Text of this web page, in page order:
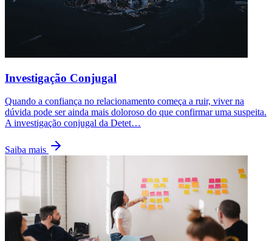
Investigação Conjugal
Quando a confiança no relacionamento começa a ruir, viver na
dúvida pode ser ainda mais doloroso do que confirmar uma suspeita.
A investigação conjugal da Detet…
Saiba mais